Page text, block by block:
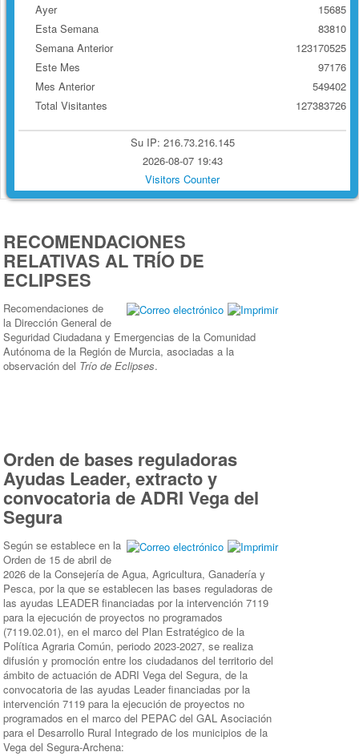
Ayer
Esta Semana
Semana Anterior
Este Mes
Mes Anterior
Total Visitantes
15685
83810
123170525
97176
549402
127383726
Su IP: 216.73.216.145
2026-08-07 19:43
Visitors Counter
RECOMENDACIONES
RELATIVAS AL TRÍO DE
ECLIPSES
Recomendaciones de
la Dirección General de
Seguridad Ciudadana y Emergencias de la Comunidad
Autónoma de la Región de Murcia, asociadas a la
observación del Trío de Eclipses.
Orden de bases reguladoras
Ayudas Leader, extracto y
convocatoria de ADRI Vega del
Segura
Según se establece en la
Orden de 15 de abril de
2026 de la Consejería de Agua, Agricultura, Ganadería y
Pesca, por la que se establecen las bases reguladoras de
las ayudas LEADER financiadas por la intervención 7119
para la ejecución de proyectos no programados
(7119.02.01), en el marco del Plan Estratégico de la
Política Agraria Común, periodo 2023-2027, se realiza
difusión y promoción entre los ciudadanos del territorio del
ámbito de actuación de ADRI Vega del Segura, de la
convocatoria de las ayudas Leader financiadas por la
intervención 7119 para la ejecución de proyectos no
programados en el marco del PEPAC del GAL Asociación
para el Desarrollo Rural Integrado de los municipios de la
Vega del Segura-Archena: